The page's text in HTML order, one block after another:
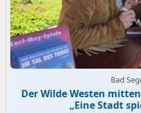
Bad
Der Wilde Westen
„Eine Stadt